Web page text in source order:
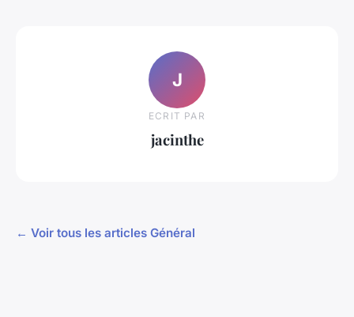
J
ECRIT PAR
jacinthe
← Voir tous les articles Général